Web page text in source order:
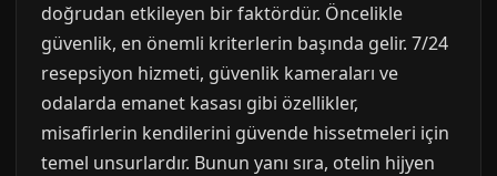
doğrudan etkileyen bir faktördür. Öncelikle
güvenlik, en önemli kriterlerin başında gelir. 7/24
resepsiyon hizmeti, güvenlik kameraları ve
odalarda emanet kasası gibi özellikler,
misafirlerin kendilerini güvende hissetmeleri için
temel unsurlardır. Bunun yanı sıra, otelin hijyen